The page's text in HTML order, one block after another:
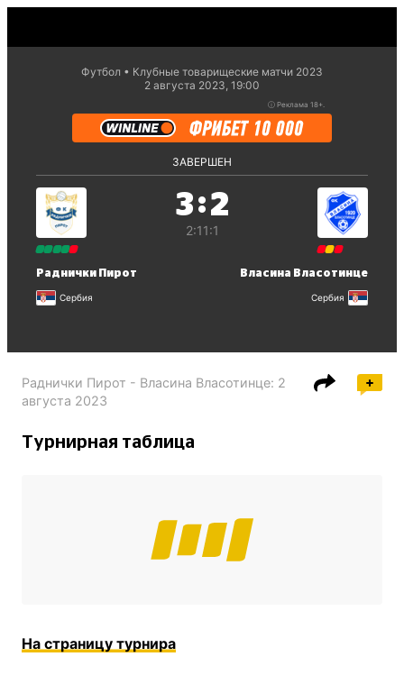
Футбол
Клубные товарищеские матчи 2023
2 августа 2023, 19:00
ⓘ Реклама 18+.
ЗАВЕРШЕН
Раднички Пирот
Сербия
3:2
2:11:1
Власина Власотинце
Сербия
Раднички Пирот - Власина Власотинце: 2
августа 2023
Турнирная таблица
На страницу турнира